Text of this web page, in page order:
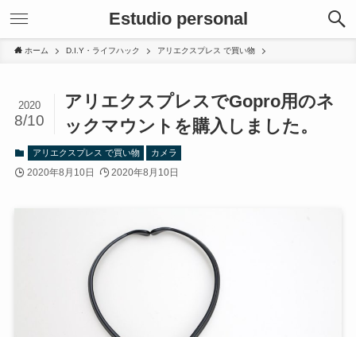
Estudio personal
ホーム D.I.Y・ライフハック アリエクスプレス で買い物
アリエクスプレスでGopro用のネ
ックマウントを購入しました。
2020
8/10
アリエクスプレス で買い物 カメラ
2020年8月10日 2020年8月10日